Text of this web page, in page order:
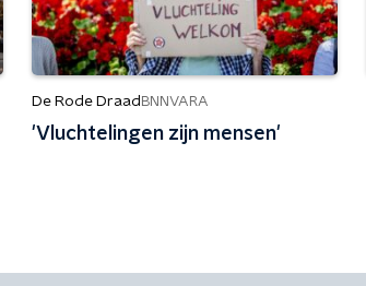
De Rode Draad BNNVARA
'Vluchtelingen zijn mensen'